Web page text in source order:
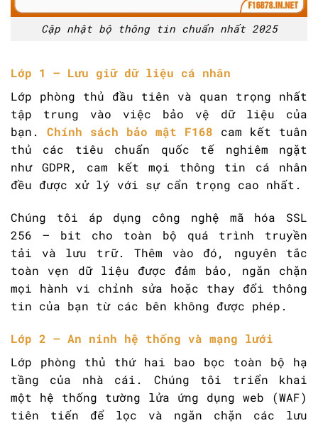
Cập nhật bộ thông tin chuẩn nhất 2025
Lớp 1 – Lưu giữ dữ liệu cá nhân
Lớp phòng thủ đầu tiên và quan trọng nhất
tập trung vào việc bảo vệ dữ liệu của
bạn. Chính sách bảo mật F168 cam kết tuân
thủ các tiêu chuẩn quốc tế nghiêm ngặt
như GDPR, cam kết mọi thông tin cá nhân
đều được xử lý với sự cẩn trọng cao nhất.
Chúng tôi áp dụng công nghệ mã hóa SSL
256 – bit cho toàn bộ quá trình truyền
tải và lưu trữ. Thêm vào đó, nguyên tắc
toàn vẹn dữ liệu được đảm bảo, ngăn chặn
mọi hành vi chỉnh sửa hoặc thay đổi thông
tin của bạn từ các bên không được phép.
Lớp 2 – An ninh hệ thống và mạng lưới
Lớp phòng thủ thứ hai bao bọc toàn bộ hạ
tầng của nhà cái. Chúng tôi triển khai
một hệ thống tường lửa ứng dụng web (WAF)
tiên tiến để lọc và ngăn chặn các lưu